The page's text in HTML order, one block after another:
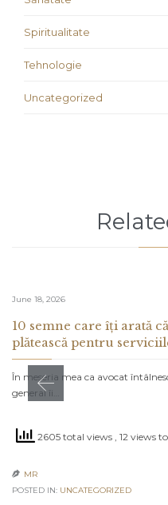
Spiritualitate
Tehnologie
Uncategorized
June 18, 2026
10 semne care îți arată
plătească pentru
În meseria mea ca avocat
general îi…
2605 total views , 12 views
 MR
POSTED IN: UNCATEGORIZED